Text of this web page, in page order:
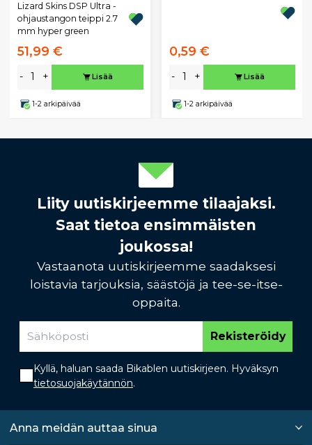
Lizard Skins DSP Ultra -
ohjaustangon teippi 2.7
mm hyper green
51,99 €
- + Lisää
1-2 arkipäivää
0,59 €
- + Lisää
1-2 arkipäivää
Liity uutiskirjeemme tilaajaksi.
Saat tietoa ensimmäisten
joukossa!
Vastaanota uutiskirjeemme saadaksesi
loistavia tarjouksia, säästöjä ja tee-se-itse-
oppaita.
Rekisteröidy
Kyllä, haluan saada Bikablen uutiskirjeen. Hyväksyn
tietosuojakäytännön.
Anna meidän auttaa sinua